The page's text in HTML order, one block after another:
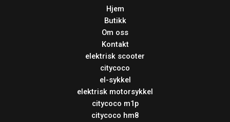
Hjem
Butikk
Om oss
Kontakt
elektrisk scooter
citycoco
el-sykkel
elektrisk motorsykkel
citycoco m1p
citycoco hm8